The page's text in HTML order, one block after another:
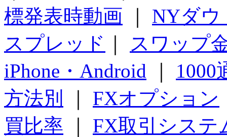
標発表時動画
NYダウ
スプレッド
スワップ
iPhone・Android
1000
方法別
FXオプション
買比率
FX取引システ